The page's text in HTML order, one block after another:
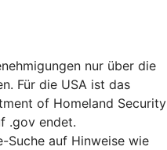
nur über die
Für die USA ist das
of Homeland Security
.gov endet.
Suche auf Hinweise wie